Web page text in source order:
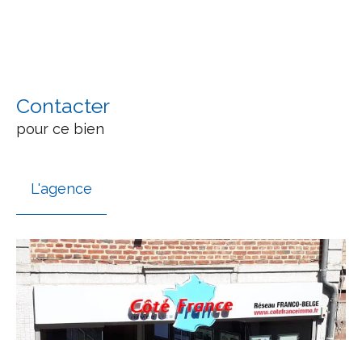
Contacter
pour ce bien
L'agence